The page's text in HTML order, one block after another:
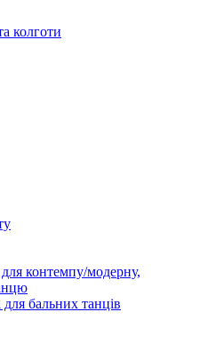
колготи
контемпу/модерну,
бальних танців